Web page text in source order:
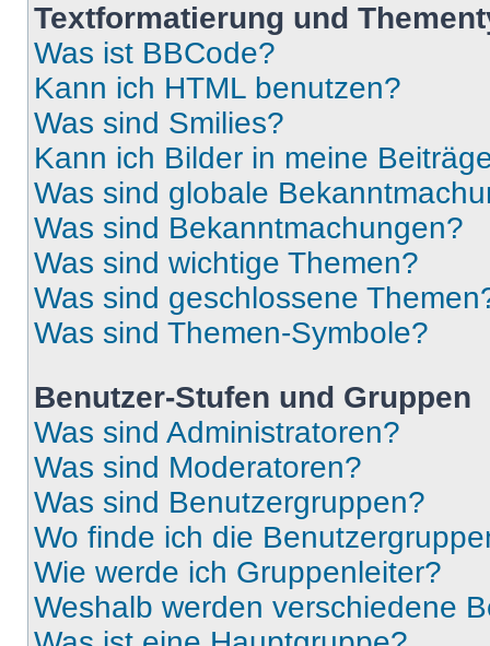
Textformatierung und
Was ist BBCode?
Kann ich HTML benutzen?
Was sind Smilies?
Kann ich Bilder in meine
Was sind globale
Was sind Bekanntmachungen?
Was sind wichtige Themen?
Was sind geschlossene
Was sind Themen-Symbole?
Benutzer-Stufen und Gruppen
Was sind Administratoren?
Was sind Moderatoren?
Was sind Benutzergruppen?
Wo finde ich die
Wie werde ich Gruppenleiter?
Weshalb werden verschiedene